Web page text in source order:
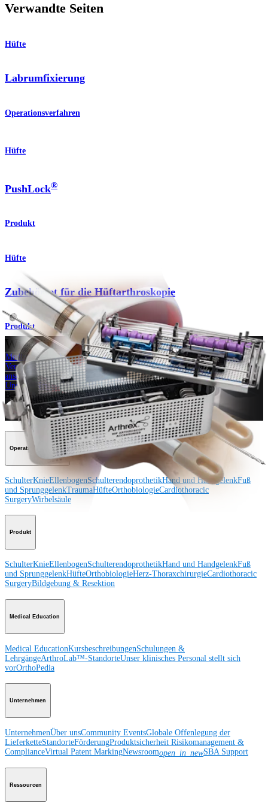
Verwandte Seiten
Hüfte
Labrumfixierung
Operationsverfahren
Hüfte
PushLock®
Produkt
Hüfte
Zubehörset für die Hüftarthroskopie
Produkt
Wie können wir Ihnen helfen?
Medizinproduktberater:in kontaktieren
Veranstaltungen, Lab-Vorführungen und Schulungsmöglichkeiten
ansehen
Unseren Newsletter abonnieren
Besuchen Sie uns
Operationsverfahren
SchulterKnieEllenbogenSchulterendoprothetikHand und HandgelenkFuß
und SprunggelenkTraumaHüfteOrthobiologieCardiothoracic
SurgeryWirbelsäule
Produkt
SchulterKnieEllenbogenSchulterendoprothetikHand und HandgelenkFuß
und SprunggelenkHüfteOrthobiologieHerz-ThoraxchirurgieCardiothoracic
SurgeryBildgebung & Resektion
Medical Education
Medical EducationKursbeschreibungenSchulungen &
LehrgängeArthroLab™-StandorteUnser klinisches Personal stellt sich
vorOrthoPedia
Unternehmen
UnternehmenÜber unsCommunity EventsGlobale Offenlegung der
LieferketteStandorteFörderungProduktsicherheit Risikomanagement &
ComplianceVirtual Patent MarkingNewsroomopen_in_newSBA Support
Ressourcen